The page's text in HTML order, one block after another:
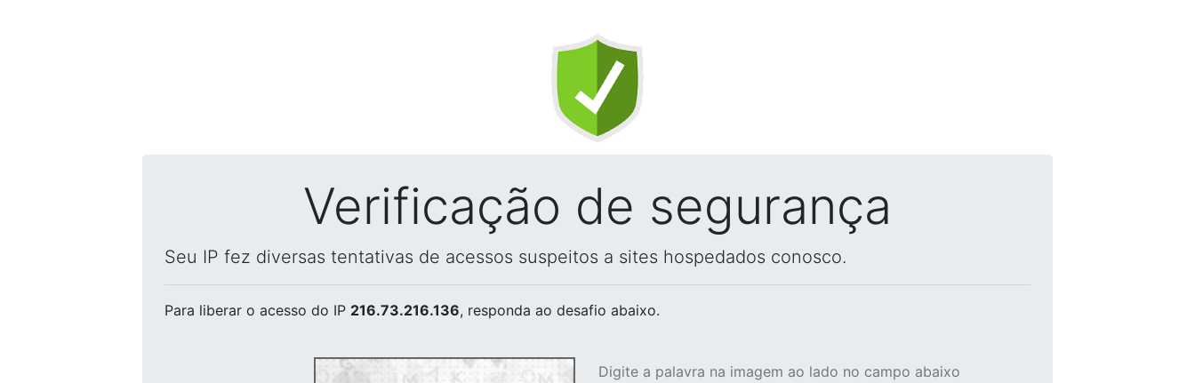
Verificação de segurança
Seu IP fez diversas tentativas de acessos suspeitos a sites hospedados conosco.
Para liberar o acesso do IP 216.73.216.136, responda ao desafio abaixo.
Digite a palavra na imagem ao lado no campo abaixo